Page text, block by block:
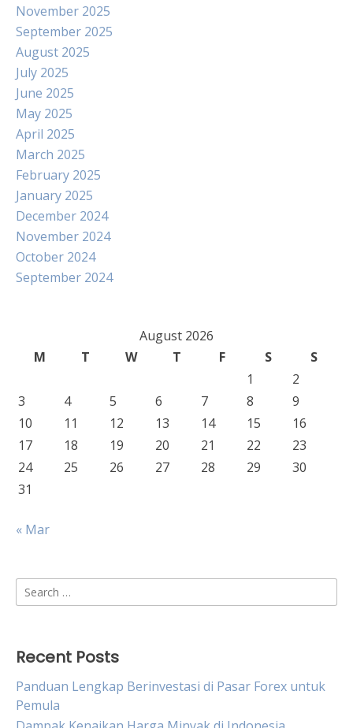
November 2025
September 2025
August 2025
July 2025
June 2025
May 2025
April 2025
March 2025
February 2025
January 2025
December 2024
November 2024
October 2024
September 2024
August 2026
M
T W T F S
S
1
2
3
4 5 6 7 8
9
10
11 12 13 14 15
16
17
18 19 20 21 22
23
24
25 26 27 28 29
30
31
« Mar
Search
for:
Recent Posts
Panduan Lengkap Berinvestasi di Pasar Forex untuk
Pemula